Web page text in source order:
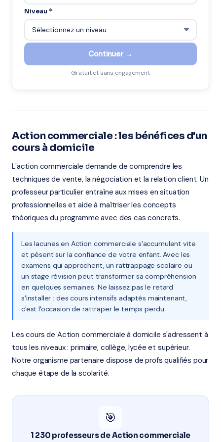
Niveau *
Continuer →
Gratuit et sans engagement
Action commerciale : les bénéfices d'un
cours à domicile
L'action commerciale demande de comprendre les
techniques de vente, la négociation et la relation client. Un
professeur particulier entraîne aux mises en situation
professionnelles et aide à maîtriser les concepts
théoriques du programme avec des cas concrets.
Les lacunes en Action commerciale s'accumulent vite
et pèsent sur la confiance de votre enfant. Avec les
examens qui approchent, un rattrappage scolaire ou
un stage révision peut transformer sa compréhension
en quelques semaines. Ne laissez pas le retard
s'installer : des cours intensifs adaptés maintenant,
c'est l'occasion de rattraper le temps perdu.
Les cours de Action commerciale à domicile s'adressent à
tous les niveaux : primaire, collège, lycée et supérieur.
Notre organisme partenaire dispose de profs qualifiés pour
chaque étape de la scolarité.
🎯
1 230 professeurs de Action commerciale